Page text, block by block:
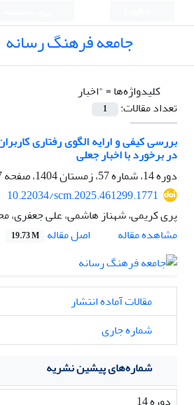
جامعه فرهنگ رسانه
کلیدواژه‌ها ="اخبار
تعداد مقالات:
1
بررسی کیفی و ارایه الگوی رفتاری
در برخورد با اخبار جعلی
دوره 14، شماره 57، زمستان 1404، صفحه
10.22034/scm.2025.461299.1771
پری کریمی، شهناز هاشمی، علی جعفری،
مشاهده مقاله
اصل مقاله 19.73 M
مقالات آماده انتشار
شماره جاری
شماره‌های پیشین نشریه